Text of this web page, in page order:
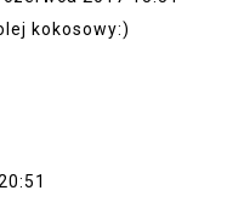
kokosowy:)